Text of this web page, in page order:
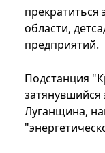
прекратиться
области,
предприятий.
Подстанция
затянувшийся
Луганщина,